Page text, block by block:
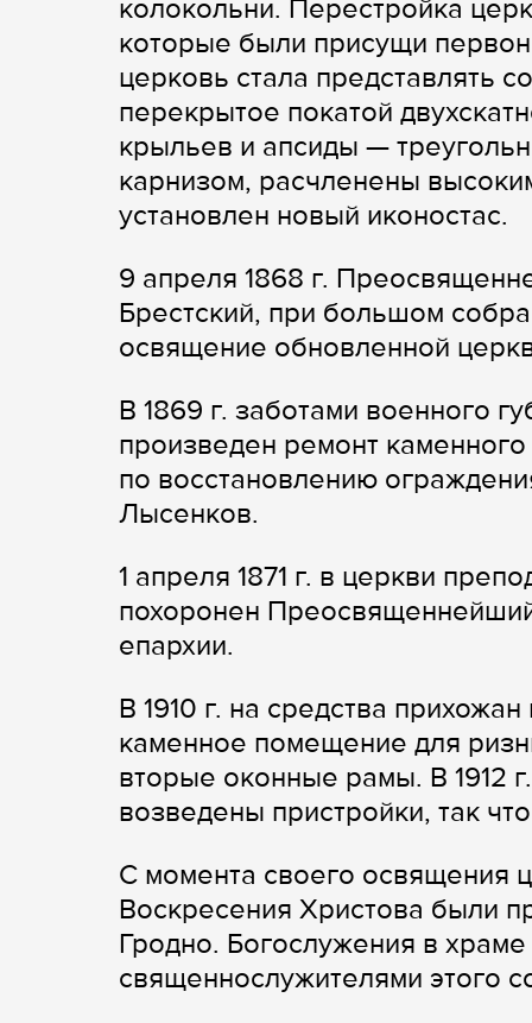
колокольни. Перестройка
которые были присущи
церковь стала представлять
перекрытое покатой
крыльев и апсиды —
карнизом, расчленены
установлен новый иконостас.
9 апреля 1868 г.
Брестский, при большом
освящение обновленной
В 1869 г. заботами военного
произведен ремонт
по восстановлению
Лысенков.
1 апреля 1871 г. в церкви
похоронен
епархии.
В 1910 г. на средства
каменное помещение для
вторые оконные рамы. В 1912
возведены пристройки, так
С момента своего освящения
Воскресения Христова были
Гродно. Богослужения в
священнослужителями этого